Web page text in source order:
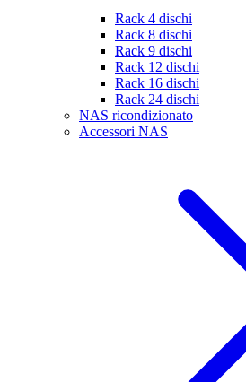
Rack 4 dischi
Rack 8 dischi
Rack 9 dischi
Rack 12 dischi
Rack 16 dischi
Rack 24 dischi
NAS ricondizionato
Accessori NAS